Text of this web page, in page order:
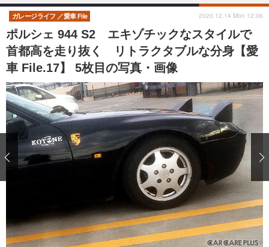
甲信越 北陸
東海 関西
中国 四国
九州 沖縄
注目の記事
ショップレポート
ストップ！不具合修理＆粗悪修理
ディテイリング
コーティング
フィルム・ラッピング
防錆
ストップ 不具合修理＆粗悪修理
カーメーカー「旧車」関連プロジェ
クト
ショップ紹介
ポルシェ 944 S2 エキゾチックなスタイルで
首都高を走り抜く リトラクタブルな分身【愛
車 File.17】 5枚目の写真・画像
ガレージライフ 愛車 File 2020.12.14 Mon 12:06